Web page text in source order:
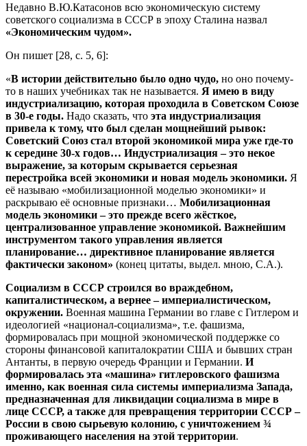
Недавно В.Ю.Катасонов всю экономическую систему
советского социализма в СССР в эпоху Сталина назвал
«Экономическим чудом».
Он пишет [28, с. 5, 6]:
«В истории действительно было одно чудо, но оно почему-
то в наших учебниках так не называется. Я имею в виду
индустриализацию, которая проходила в Советском Союзе
в 30-е годы. Надо сказать, что эта индустриализация
привела к тому, что был сделан мощнейший рывок:
Советский Союз стал второй экономикой мира уже где-то
к середине 30-х годов… Индустриализация – это некое
выражение, за которым скрывается серьезная
перестройка всей экономики и новая модель экономики. Я
её называю «мобилизационной моделью экономики» и
раскрываю её основные признаки… Мобилизационная
модель экономики – это прежде всего жёсткое,
централизованное управление экономикой. Важнейшим
инструментом такого управления является
планирование… директивное планирование является
фактически законом» (конец цитаты, выдел. мною, С.А.).
Социализм в СССР строился во враждебном,
капиталистическом, а вернее – империалистическом,
окружении. Военная машина Германии во главе с Гитлером и
идеологией «национал-социализма», т.е. фашизма,
формировалась при мощной экономической поддержке со
стороны финансовой капиталократии США и бывших стран
Антанты, в первую очередь Франции и Германии. И
формировалась эта «машина» гитлеровского фашизма
именно, как военная сила системы империализма Запада,
предназначенная для ликвидации социализма в мире в
лице СССР, а также для превращения территории СССР –
России в свою сырьевую колонию, с уничтожением ¾
проживающего населения на этой территории.